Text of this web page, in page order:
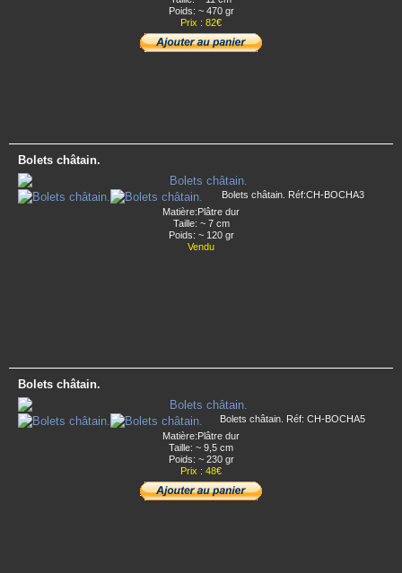
Poids: ~ 470 gr
Prix : 82€
Bolets châtain.
Bolets châtain. Réf:CH-BOCHA3
Matière:Plâtre dur
Taille: ~ 7 cm
Poids: ~ 120 gr
Vendu
Bolets châtain.
Bolets châtain. Réf: CH-BOCHA5
Matière:Plâtre dur
Taille: ~ 9,5 cm
Poids: ~ 230 gr
Prix : 48€